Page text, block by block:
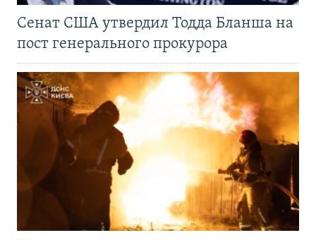
Сенат США утвердил Тодда Бланша на
пост генерального прокурора